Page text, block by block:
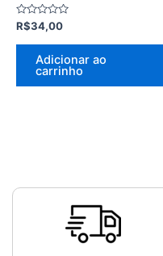
Avaliação
de
R$34,00
Adicionar ao
carrinho